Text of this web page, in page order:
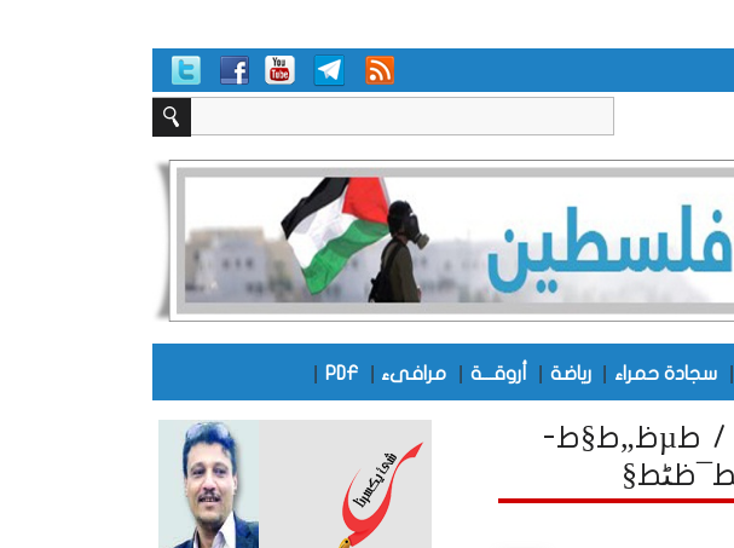
سجادة حمراء رياضة أروقـــة مرافىء PDF
كتابات بواسطة : ط­ط§ظˆط±ظ‡ / طµظ„ط§ط­